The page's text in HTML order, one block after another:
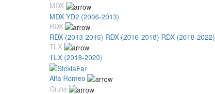
MDX
MDX YD2 (2006-2013)
RDX
RDX (2013-2016) RDX (2016-2018) RDX (2018-2022)
TLX
TLX (2018-2020)
Alfa Romeo
Giulia